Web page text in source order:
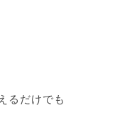
るだけでも